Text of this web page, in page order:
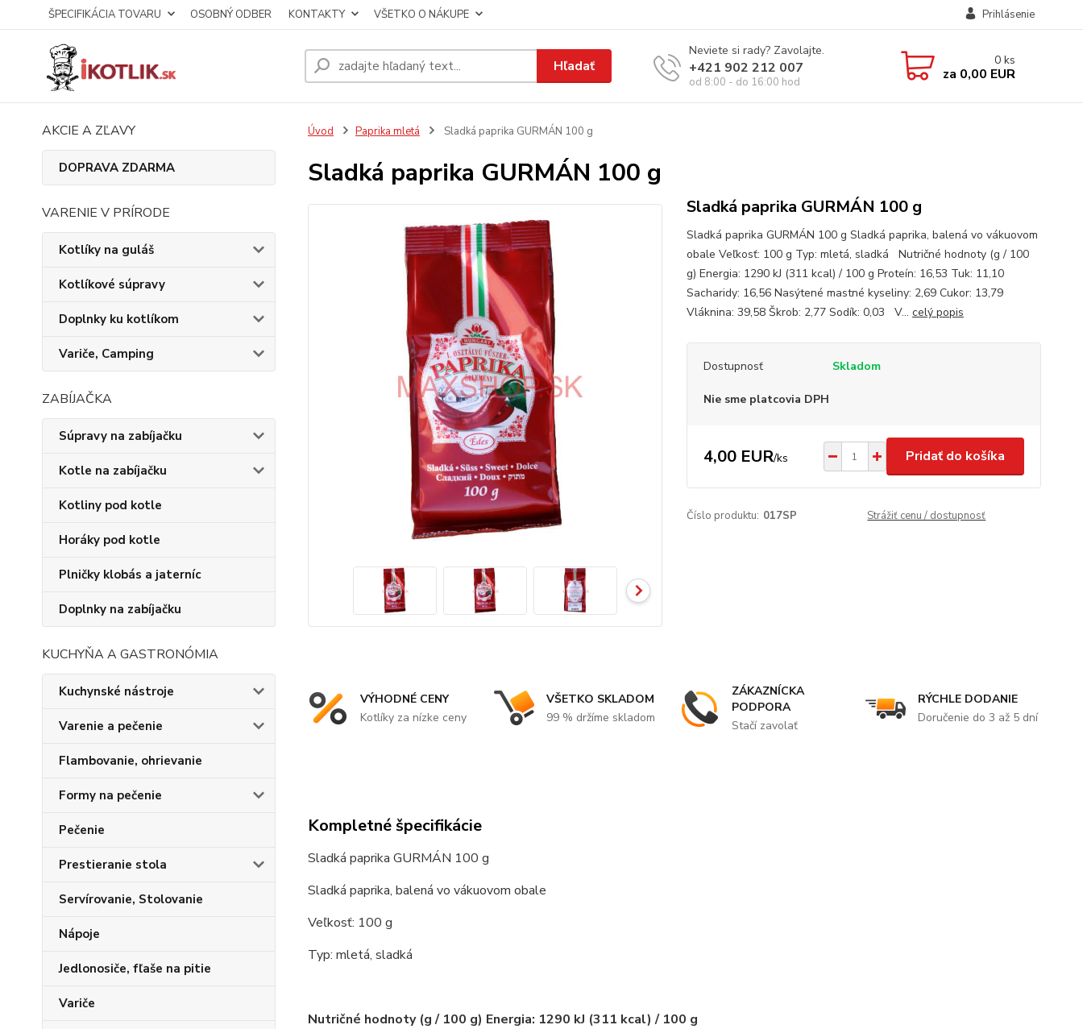
ŠPECIFIKÁCIA TOVARU OSOBNÝ ODBER KONTAKTY VŠETKO O NÁKUPE Prihlásenie
Hľadať
Neviete si rady? Zavolajte.
+421 902 212 007
od 8:00 - do 16:00 hod
0 ks
za 0,00 EUR
AKCIE A ZĽAVY
DOPRAVA ZDARMA
VARENIE V PRÍRODE
Kotlíky na guláš
Kotlíkové súpravy
Doplnky ku kotlíkom
Variče, Camping
ZABÍJAČKA
Súpravy na zabíjačku
Kotle na zabíjačku
Kotliny pod kotle
Horáky pod kotle
Plničky klobás a jaterníc
Doplnky na zabíjačku
KUCHYŇA A GASTRONÓMIA
Kuchynské nástroje
Varenie a pečenie
Flambovanie, ohrievanie
Formy na pečenie
Pečenie
Prestieranie stola
Servírovanie, Stolovanie
Nápoje
Jedlonosiče, fľaše na pitie
Variče
Úvod Paprika mletá Sladká paprika GURMÁN 100 g
Sladká paprika GURMÁN 100 g
Sladká paprika GURMÁN 100 g
Sladká paprika GURMÁN 100 g Sladká paprika, balená vo vákuovom
obale Veľkosť: 100 g Typ: mletá, sladká Nutričné hodnoty (g / 100
g) Energia: 1290 kJ (311 kcal) / 100 g Proteín: 16,53 Tuk: 11,10
Sacharidy: 16,56 Nasýtené mastné kyseliny: 2,69 Cukor: 13,79
Vláknina: 39,58 Škrob: 2,77 Sodík: 0,03 V... celý popis
Dostupnosť Skladom
Nie sme platcovia DPH
4,00 EUR/ks Pridať do košíka
Číslo produktu: 017SP Strážiť cenu / dostupnosť
VÝHODNÉ CENY
Kotlíky za nízke ceny
VŠETKO SKLADOM
99 % držíme skladom
ZÁKAZNÍCKA
PODPORA
Stačí zavolať
RÝCHLE DODANIE
Doručenie do 3 až 5 dní
Kompletné špecifikácie
Sladká paprika GURMÁN 100 g
Sladká paprika, balená vo vákuovom obale
Veľkosť: 100 g
Typ: mletá, sladká
Nutričné hodnoty (g / 100 g) Energia: 1290 kJ (311 kcal) / 100 g